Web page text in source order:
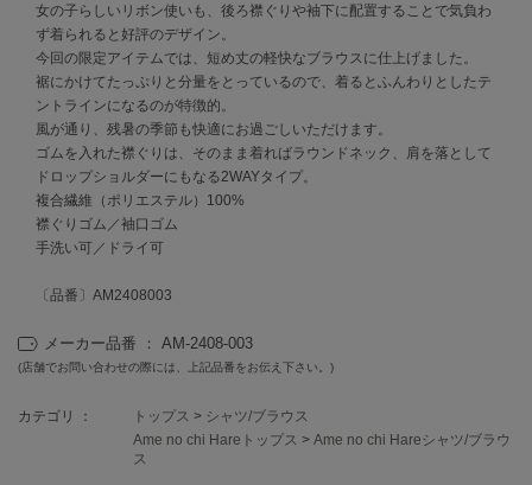
emmi
エミ
emmi atelier
エミ アトリエ
emmi yoga
エミヨガ
ETRÉ TOKYO
エトレトウキョウ
フィラ
女の子らしいリボン使いも、後ろ襟ぐりや袖下に配置することで気負わ
ず着られると好評のデザイン。
今回の限定アイテムでは、短め丈の軽快なブラウスに仕上げました。
裾にかけてたっぷりと分量をとっているので、着るとふんわりとしたテ
ントラインになるのが特徴的。
風が通り、残暑の季節も快適にお過ごしいただけます。
ゴムを入れた襟ぐりは、そのまま着ればラウンドネック、肩を落として
ドロップショルダーにもなる2WAYタイプ。
複合繊維（ポリエステル）100%
襟ぐりゴム／袖口ゴム
手洗い可／ドライ可
〔品番〕AM2408003
メーカー品番 ： AM-2408-003
(店舗でお問い合わせの際には、上記品番をお伝え下さい。)
カテゴリ ： トップス> シャツ/ブラウス
Ame no chi Hareトップス> Ame no chi Hareシャツ/ブラウ
ス